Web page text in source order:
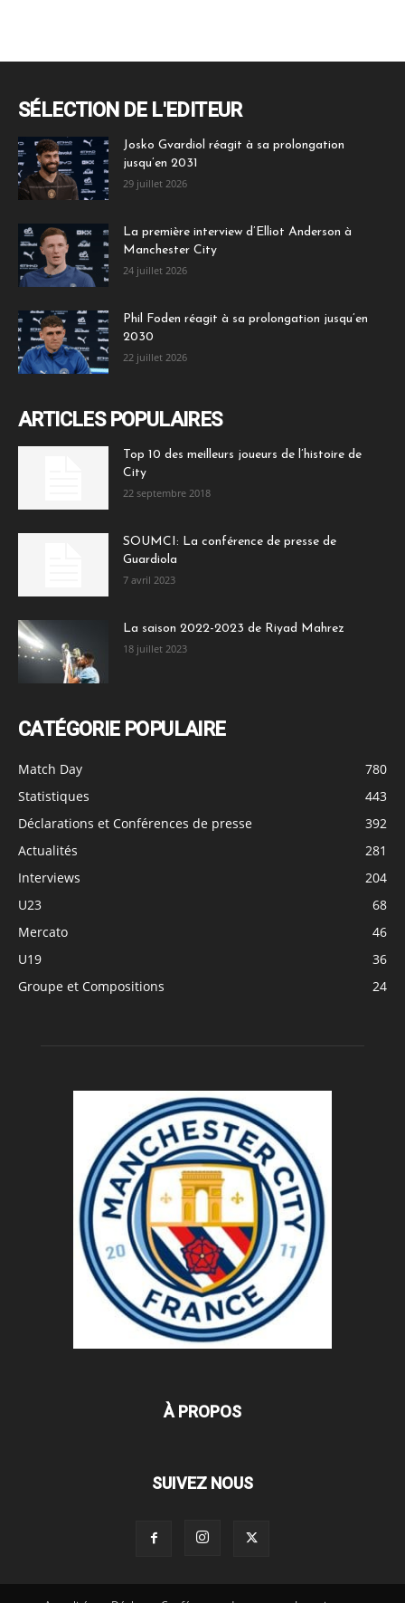
SÉLECTION DE L'EDITEUR
Josko Gvardiol réagit à sa prolongation
jusqu’en 2031
29 juillet 2026
La première interview d’Elliot Anderson à
Manchester City
24 juillet 2026
Phil Foden réagit à sa prolongation jusqu’en
2030
22 juillet 2026
ARTICLES POPULAIRES
Top 10 des meilleurs joueurs de l’histoire de
City
22 septembre 2018
SOUMCI: La conférence de presse de
Guardiola
7 avril 2023
La saison 2022-2023 de Riyad Mahrez
18 juillet 2023
CATÉGORIE POPULAIRE
Match Day
780
Statistiques
443
Déclarations et Conférences de presse
392
Actualités
281
Interviews
204
U23
68
Mercato
46
U19
36
Groupe et Compositions
24
À PROPOS
SUIVEZ NOUS